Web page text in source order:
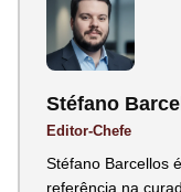
Stéfano
Editor-Chefe
Stéfano Barcellos
referência na